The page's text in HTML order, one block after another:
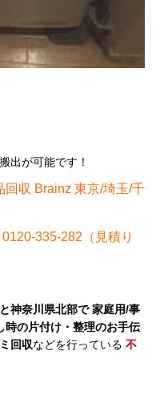
出が可能です！
回収 Brainz 東京/埼玉/千
335-282（見積り
神奈川県北部で 家庭用/事
時の片付け・整理のお手伝
回収などを行っている 不